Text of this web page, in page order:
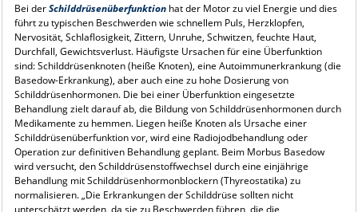
Bei derSchilddrüsenüberfunktion hat der Motor zu viel Energie und dies
führt zu typischen Beschwerden wie schnellem Puls, Herzklopfen,
Nervosität, Schlaflosigkeit, Zittern, Unruhe, Schwitzen, feuchte Haut,
Durchfall, Gewichtsverlust. Häufigste Ursachen für eine Überfunktion
sind: Schilddrüsenknoten (heiße Knoten), eine Autoimmunerkrankung (die
Basedow-Erkrankung), aber auch eine zu hohe Dosierung von
Schilddrüsenhormonen. Die bei einer Überfunktion eingesetzte
Behandlung zielt darauf ab, die Bildung von Schilddrüsenhormonen durch
Medikamente zu hemmen. Liegen heiße Knoten als Ursache einer
Schilddrüsenüberfunktion vor, wird eine Radiojodbehandlung oder
Operation zur definitiven Behandlung geplant. Beim Morbus Basedow
wird versucht, den Schilddrüsenstoffwechsel durch eine einjährige
Behandlung mit Schilddrüsenhormonblockern (Thyreostatika) zu
normalisieren. „Die Erkrankungen der Schilddrüse sollten nicht
unterschätzt werden, da sie zu Beschwerden führen, die die